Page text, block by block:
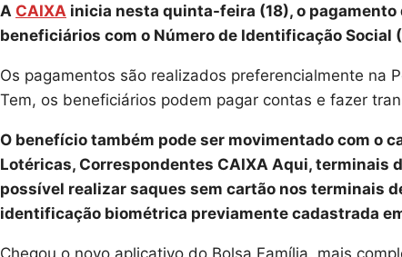
A CAIXA inicia nesta quinta-feira (18), o pagamento
beneficiários com o Número de Identificação Social
Os pagamentos são realizados preferencialmente na
Tem, os beneficiários podem pagar contas e fazer
O benefício também pode ser movimentado com o
Lotéricas, Correspondentes CAIXA Aqui, terminais
possível realizar saques sem cartão nos terminais
identificação biométrica previamente cadastrada
Chegou o novo aplicativo do Bolsa Família, mais